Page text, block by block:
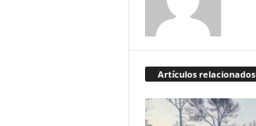
Artículos relacionados